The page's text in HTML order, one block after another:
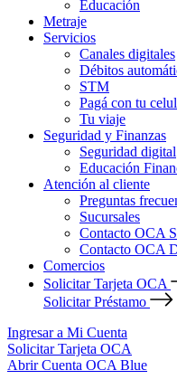
Educación
Metraje
Servicios
Canales digitales
Débitos
STM
Pagá con tu
Tu viaje
Seguridad y Finanzas
Seguridad digital
Educación
Atención al cliente
Preguntas
Sucursales
Contacto OCA
Contacto OCA
Comercios
Solicitar Tarjeta OCA
Solicitar Préstamo
Ingresar a Mi Cuenta
Solicitar Tarjeta OCA
Abrir Cuenta OCA Blue